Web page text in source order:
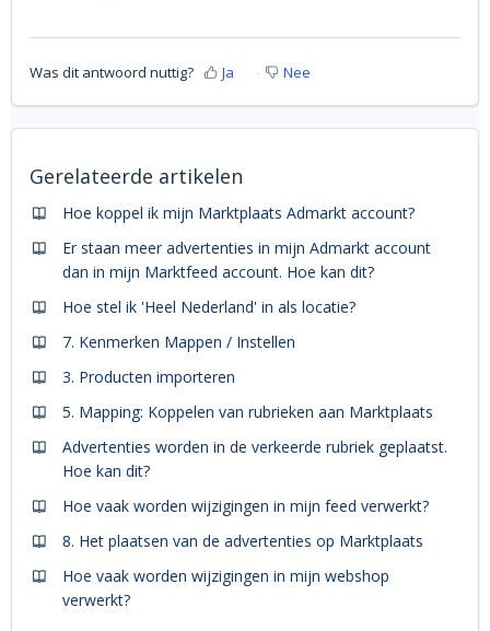
Was dit antwoord nuttig? Ja Nee
Gerelateerde artikelen
Hoe koppel ik mijn Marktplaats Admarkt account?
Er staan meer advertenties in mijn Admarkt account
dan in mijn Marktfeed account. Hoe kan dit?
Hoe stel ik 'Heel Nederland' in als locatie?
7. Kenmerken Mappen / Instellen
3. Producten importeren
5. Mapping: Koppelen van rubrieken aan Marktplaats
Advertenties worden in de verkeerde rubriek geplaatst.
Hoe kan dit?
Hoe vaak worden wijzigingen in mijn feed verwerkt?
8. Het plaatsen van de advertenties op Marktplaats
Hoe vaak worden wijzigingen in mijn webshop
verwerkt?